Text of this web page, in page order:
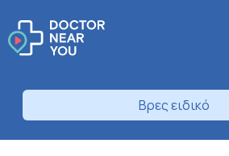
Βρες ειδικό